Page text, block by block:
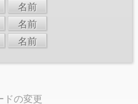
名前
名前
名前
ドの変更